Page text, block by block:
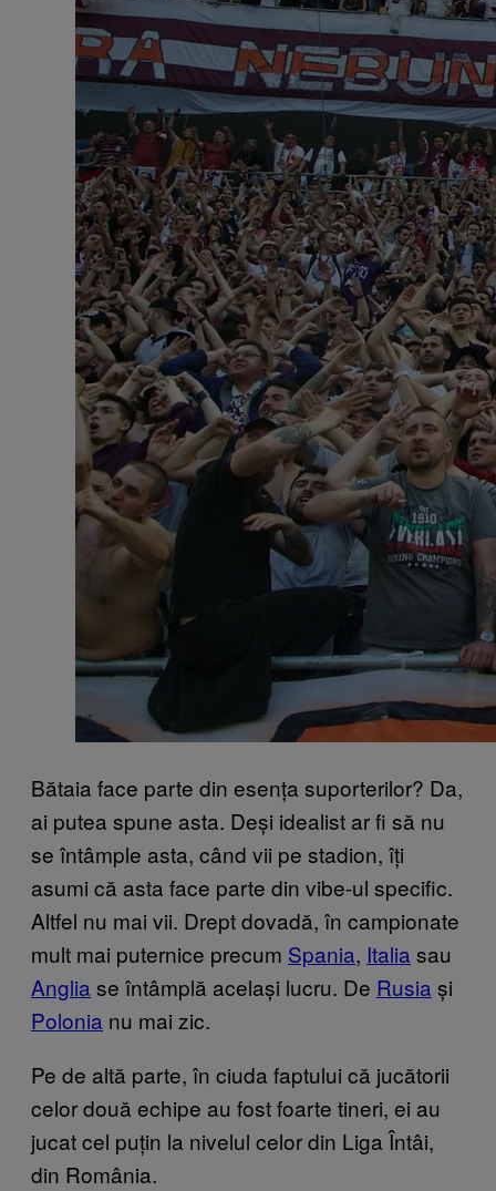
Bătaia face parte din esența suporterilor? Da,
ai putea spune asta. Deși idealist ar fi să nu
se întâmple asta, când vii pe stadion, îți
asumi că asta face parte din vibe-ul specific.
Altfel nu mai vii. Drept dovadă, în campionate
mult mai puternice precum Spania, Italia sau
Anglia se întâmplă același lucru. De Rusia și
Polonia nu mai zic.
Pe de altă parte, în ciuda faptului că jucătorii
celor două echipe au fost foarte tineri, ei au
jucat cel puțin la nivelul celor din Liga Întâi,
din România.